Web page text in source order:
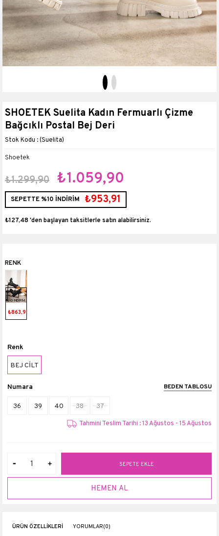
SHOETEK Suelita Kadın Fermuarlı Çizme
Bağcıklı Postal Bej Deri
(Suelita)
Shoetek
₺1.299,90 ₺1.059,90
SEPETTE %10 İNDİRİM ₺953,91
₺127,48 'den başlayan taksitlerle
SEPETTE
%10 İNDİRİM
₺863,91
Renk
BEJ CİLT
Numara BEDEN TABLOSU
36 39 40 38 37
Tahmini Teslim Tarihi : 13 Ağustos - 15 Ağustos
ÜRÜN ÖZELLIKLERI YORUMLAR(0)